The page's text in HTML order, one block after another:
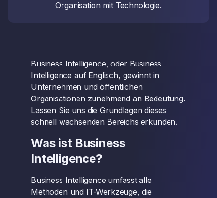
Organisation mit Technologie.
Business Intelligence, oder Business
Intelligence auf Englisch, gewinnt in
Unternehmen und öffentlichen
Organisationen zunehmend an Bedeutung.
Lassen Sie uns die Grundlagen dieses
schnell wachsenden Bereichs erkunden.
Was ist Business
Intelligence?
Business Intelligence umfasst alle
Methoden und IT-Werkzeuge, die